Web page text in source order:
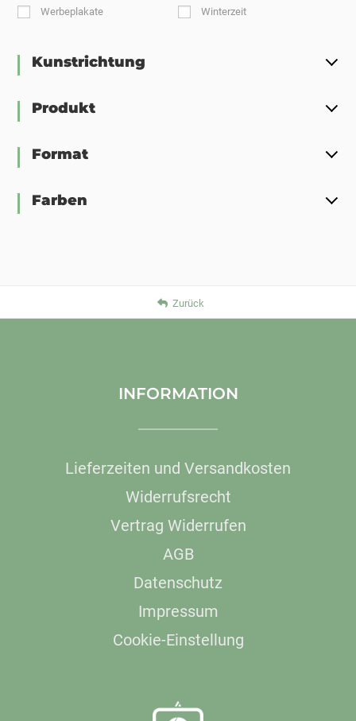
Werbeplakate Winterzeit
Kunstrichtung
Produkt
Format
Farben
Zurück
INFORMATION
Lieferzeiten und Versandkosten
Widerrufsrecht
Vertrag Widerrufen
AGB
Datenschutz
Impressum
Cookie-Einstellung